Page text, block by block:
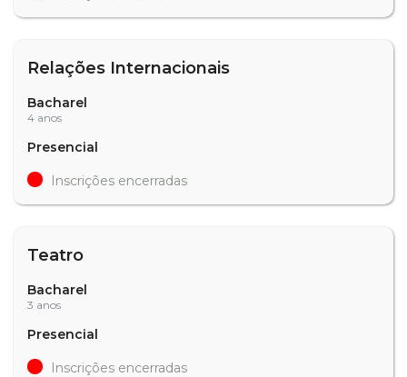
Relações Internacionais
Bacharel
4 anos
Presencial
Inscrições encerradas
Teatro
Bacharel
3 anos
Presencial
Inscrições encerradas